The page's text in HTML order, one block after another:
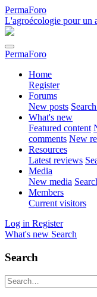
PermaForo
L'agroécologie pour un
PermaForo
Home
Register
Forums
New posts
What's new
Featured content
comments New
Resources
Latest reviews
Media
New media
Members
Current visitors
Log in Register
What's new Search
Search